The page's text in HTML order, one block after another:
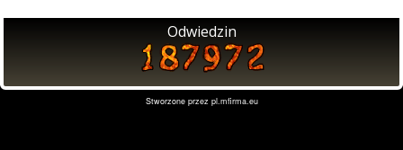
Odwiedzin
Stworzone przez pl.mfirma.eu